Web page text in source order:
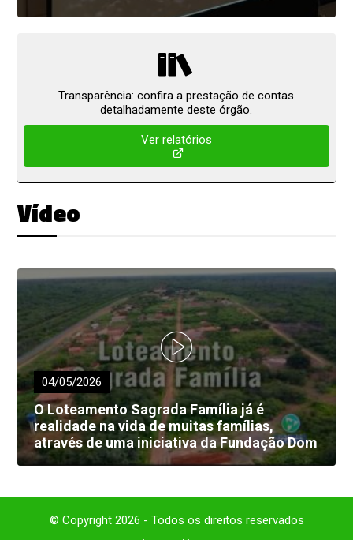
Transparência: confira a prestação de contas
detalhadamente deste órgão.
Ver relatórios
Vídeo
04/05/2026
O Loteamento Sagrada Família já é
realidade na vida de muitas famílias,
através de uma iniciativa da Fundação Dom
Edilberto Dinkelborg.
© Copyright 2026 - Todos os direitos reservados